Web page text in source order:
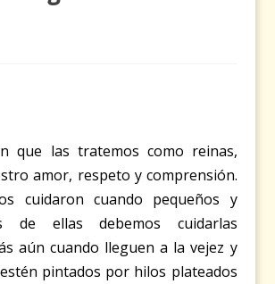
que las tratemos como reinas,
amor, respeto y comprensión.
cuidaron cuando pequeños y
de ellas debemos cuidarlas
aún cuando lleguen a la vejez y
pintados por hilos plateados